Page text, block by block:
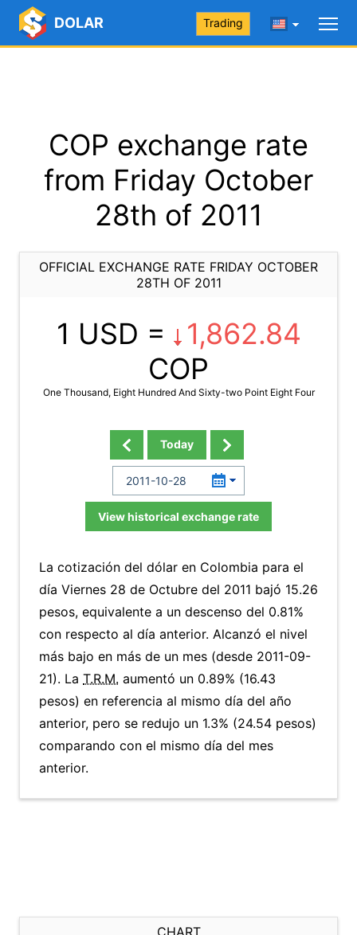
DOLAR Trading
COP exchange rate
from Friday October
28th of 2011
OFFICIAL EXCHANGE RATE FRIDAY OCTOBER
28TH OF 2011
1 USD =
1,862.84
COP
One Thousand, Eight Hundred And Sixty-two Point Eight Four
Today
View historical exchange rate
La cotización del dólar en Colombia para el
día Viernes 28 de Octubre del 2011 bajó 15.26
pesos, equivalente a un descenso del 0.81%
con respecto al día anterior. Alcanzó el nivel
más bajo en más de un mes (desde 2011-09-
21). La T.R.M. aumentó un 0.89% (16.43
pesos) en referencia al mismo día del año
anterior, pero se redujo un 1.3% (24.54 pesos)
comparando con el mismo día del mes
anterior.
CHART